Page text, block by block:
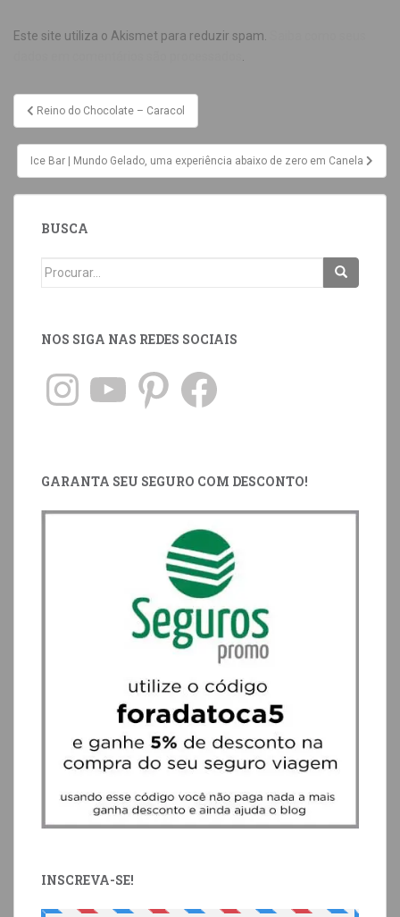
Este site utiliza o Akismet para reduzir spam.
Reino do Chocolate – Caracol
Ice Bar | Mundo Gelado, uma experiência abaixo de zero em Canela
BUSCA
NOS SIGA NAS REDES SOCIAIS
GARANTA SEU SEGURO COM DESCONTO!
INSCREVA-SE!